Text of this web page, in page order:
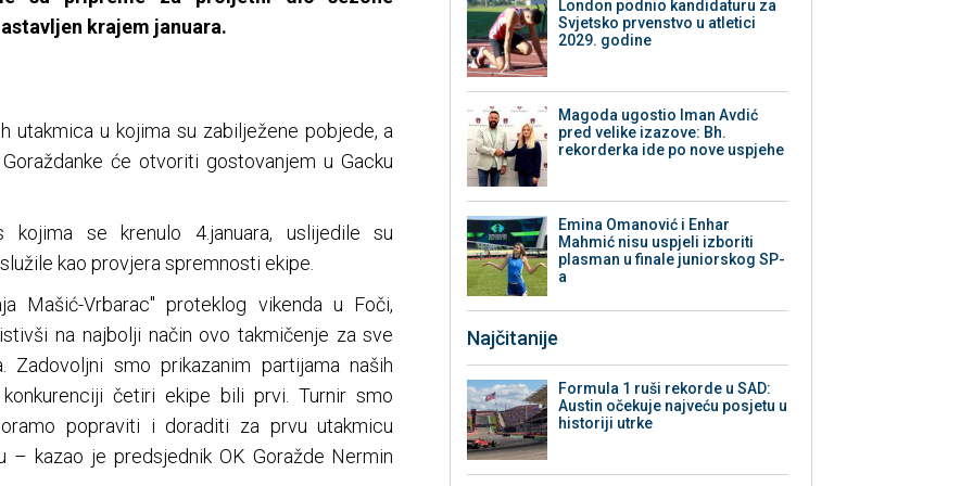
krajem januara.
utakmica u kojima su zabilježene pobjede, a
će otvoriti gostovanjem u Gacku
kojima se krenulo 4.januara, uslijedile su
kao provjera spremnosti ekipe.
Mašić-Vrbarac" proteklog vikenda u Foči,
na najbolji način ovo takmičenje za sve
Zadovoljni smo prikazanim partijama naših
četiri ekipe bili prvi. Turnir smo
popraviti i doraditi za prvu utakmicu
– kazao je predsjednik OK Goražde Nermin
London podnio kandidaturu za
Svjetsko prvenstvo u atletici
2029. godine
Magoda ugostio Iman Avdić
pred velike izazove: Bh.
rekorderka ide po nove uspjehe
Emina Omanović i Enhar
Mahmić nisu uspjeli izboriti
plasman u finale juniorskog SP-
a
Najčitanije
Formula 1 ruši rekorde u SAD:
Austin očekuje najveću posjetu u
historiji utrke